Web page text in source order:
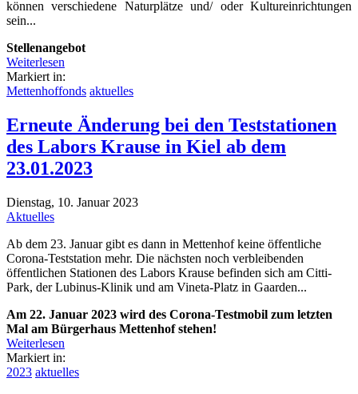
können verschiedene Naturplätze und/ oder Kultureinrichtungen
sein...
Stellenangebot
Weiterlesen
Markiert in:
Mettenhoffonds aktuelles
Erneute Änderung bei den Teststationen
des Labors Krause in Kiel ab dem
23.01.2023
Dienstag, 10. Januar 2023
Aktuelles
Ab dem 23. Januar gibt es dann in Mettenhof keine öffentliche
Corona-Teststation mehr. Die nächsten noch verbleibenden
öffentlichen Stationen des Labors Krause befinden sich am Citti-
Park, der Lubinus-Klinik und am Vineta-Platz in Gaarden...
Am 22. Januar 2023 wird des Corona-Testmobil zum letzten
Mal am Bürgerhaus Mettenhof stehen!
Weiterlesen
Markiert in:
2023 aktuelles